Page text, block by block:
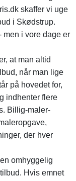
skaffer vi uge
i Skødstrup.
men i vore dage er
at man altid
når man lige
på hovedet for,
indhenter flere
Billig-maler-
der hver
omhyggelig
Hvis emnet